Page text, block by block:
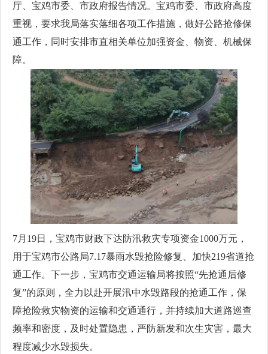
厅、宝鸡市委、市政府报告情况。宝鸡市委、市政府高度
重视，要求我局落实落细各项工作措施，做好公路抢修保
通工作，同时安排市直相关单位加强资金、物资、机械保
障。
7月19日，宝鸡市财政下达防汛救灾专项资金1000万元，
用于宝鸡市公路局7.17暴雨水毁抢险修复、加快219省道抢
通工作。下一步，宝鸡市交通运输局将按照“先抢通后修
复”的原则，全力以赴开展汛中水毁路段的抢通工作，保
障抢险救灾物资的运输和交通通行，并持续加大道路巡查
频率和密度，及时处置隐患，严防新发和次生灾害，最大
程度减少水毁损失。